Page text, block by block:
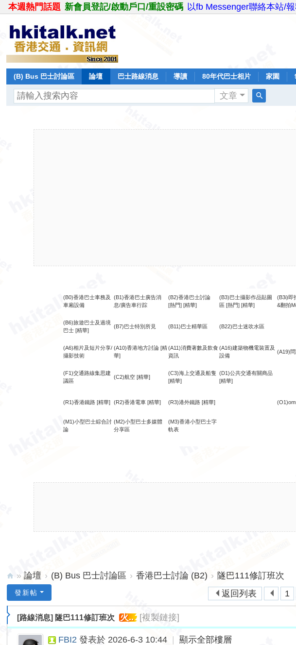
本週熱門話題 新會員登記/啟動戶口/重設密碼 以fb Messenger聯絡本站/
(B) Bus 巴士討論區 論壇 巴士路線消息 導讀 80年代巴士相片 家園
文章
(B0)香港巴士車務及
車廂設備
(B1)香港巴士廣告消
息/廣告車行踪
(B2)香港巴士討論
[熱門] [精華]
(B3)巴士攝影作品貼圖
區 [熱門] [精華]
(B3i)即
&翻拍
(B6)旅遊巴士及過境
巴士 [精華]
(B7)巴士特別所見 (B11)巴士精華區 (B22)巴士迷吹水區
(A6)相片及短片分享/
攝影技術
(A10)香港地方討論 [精
華]
(A11)消費著數及飲食
資訊
(A16)建築物機電裝置及
設備
(A19)
(F1)交通路線集思建
議區
(C2)航空 [精華]
(C3)海上交通及船隻
[精華]
(D1)公共交通有關商品
[精華]
(R1)香港鐵路 [精華] (R2)香港電車 [精華] (R3)港外鐵路 [精華]
(M1)小型巴士綜合討
論
(M2)小型巴士多媒體
分享區
(M3)香港小型巴士字
軌表
lk.
» 論壇 › (B) Bus 巴士討論區 › 香港巴士討論 (B2) › 隧巴111修訂班次
1
返回列表
發新帖
[路線消息] 隧巴111修訂班次 火.. [複製鏈接]
FBI2 發表於 2026-6-3 10:44 顯示全部樓層